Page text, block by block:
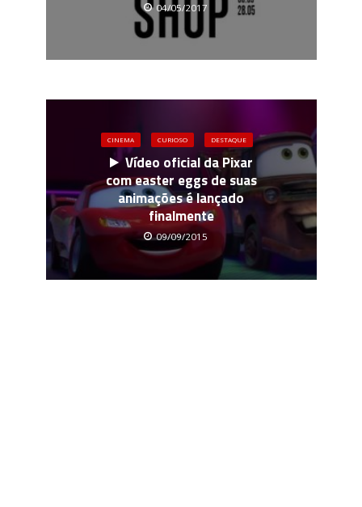
04/05/2017
CINEMA CURIOSO DESTAQUE
Vídeo oficial da Pixar
com easter eggs de suas
animações é lançado
finalmente
09/09/2015